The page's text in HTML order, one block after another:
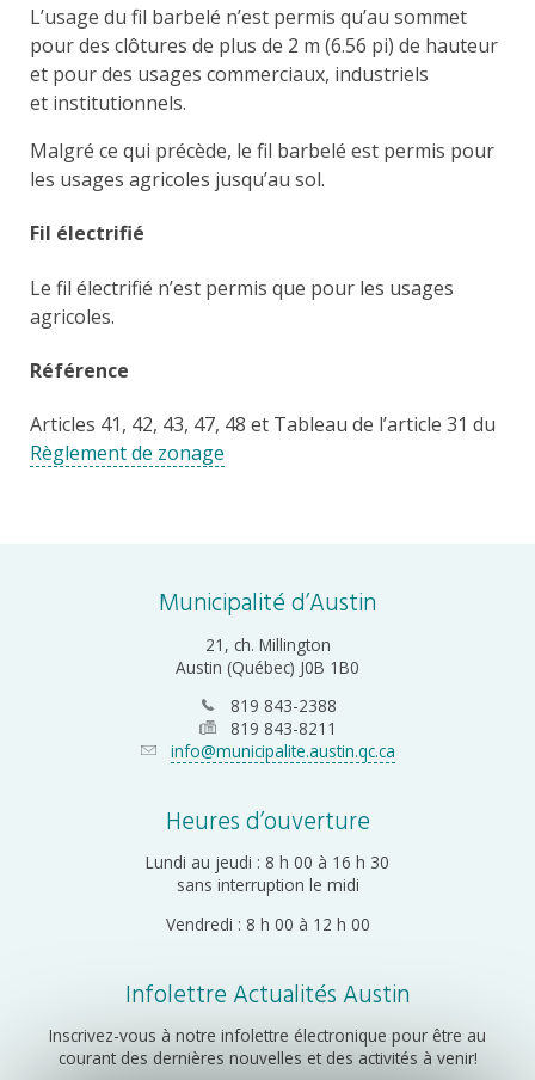
L’usage du fil barbelé n’est permis qu’au sommet
pour des clôtures de plus de 2 m (6.56 pi) de hauteur
et pour des usages commerciaux, industriels
et institutionnels.
Malgré ce qui précède, le fil barbelé est permis pour
les usages agricoles jusqu’au sol.
Fil électrifié
Le fil électrifié n’est permis que pour les usages
agricoles.
Référence
Articles 41, 42, 43, 47, 48 et Tableau de l’article 31 du
Règlement de zonage
Municipalité d’Austin
21, ch. Millington
Austin (Québec) J0B 1B0
819 843-2388
819 843-8211
info@municipalite.austin.qc.ca
Heures d’ouverture
Lundi au jeudi : 8 h 00 à 16 h 30
sans interruption le midi
Vendredi : 8 h 00 à 12 h 00
Infolettre Actualités Austin
Inscrivez-vous à notre infolettre électronique pour être au
courant des dernières nouvelles et des activités à venir!